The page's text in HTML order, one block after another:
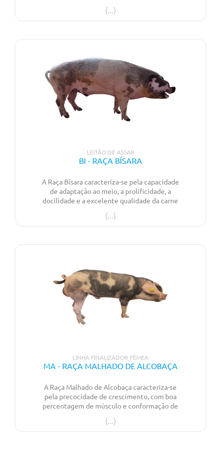
Forte aptidão para leitão de assar.
LEITÃO DE ASSAR
BI - RAÇA BÍSARA
A Raça Bísara caracteriza-se pela capacidade
de adaptação ao meio, a prolificidade, a
docilidade e a excelente qualidade da carne
Forte aptidão para leitão de assar.
LINHA FINALIZADOR FÊMEA
MA - RAÇA MALHADO DE ALCOBAÇA
A Raça Malhado de Alcobaça caracteriza-se
pela precocidade de crescimento, com boa
percentagem de músculo e conformação de
qualidade da carne, com boa aptidão como
leitão de assar.